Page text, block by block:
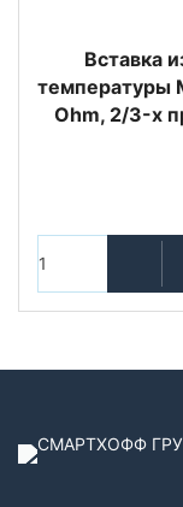
Вставка
температуры
Ohm, 2/3-х